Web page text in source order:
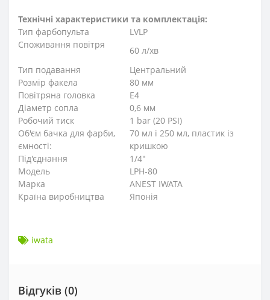
Технічні характеристики та комплектація:
Тип фарбопульта
LVLP
Споживання повітря
60 л/хв
Тип подавання
Центральний
Розмір факела
80 мм
Повітряна головка
Е4
Діаметр сопла
0,6 мм
Робочий тиск
1 bar (20 PSI)
Об'єм бачка для фарби,
ємності:
70 мл і 250 мл, пластик із
кришкою
Під'єднання
1/4"
Модель
LPH-80
Марка
ANEST IWATA
Країна виробництва
Японія
iwata
Відгуків (0)